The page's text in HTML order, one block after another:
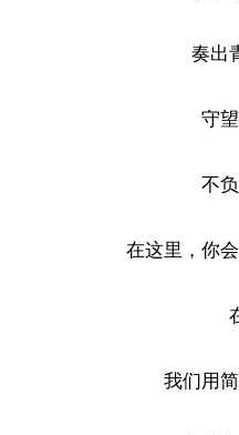
奏出
守
不
在这里，你
我们用